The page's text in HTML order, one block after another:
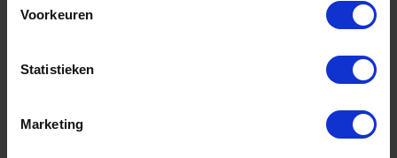
Voorkeuren
Statistieken
Marketing
Niet op voorraad, levertijd 1 tot meerdere werkdagen
Prijs per 1 Stuk
+